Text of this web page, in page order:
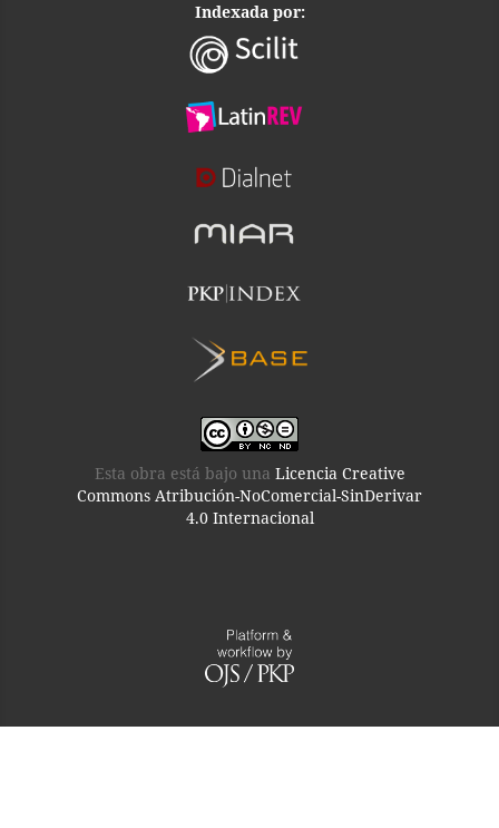
Indexada por:
Esta obra está bajo una Licencia Creative
Commons Atribución-NoComercial-SinDerivar
4.0 Internacional